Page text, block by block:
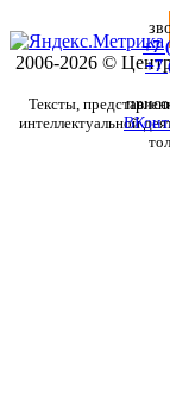
+7
+7
2006-2026 ©
Тексты,
интеллектуальной